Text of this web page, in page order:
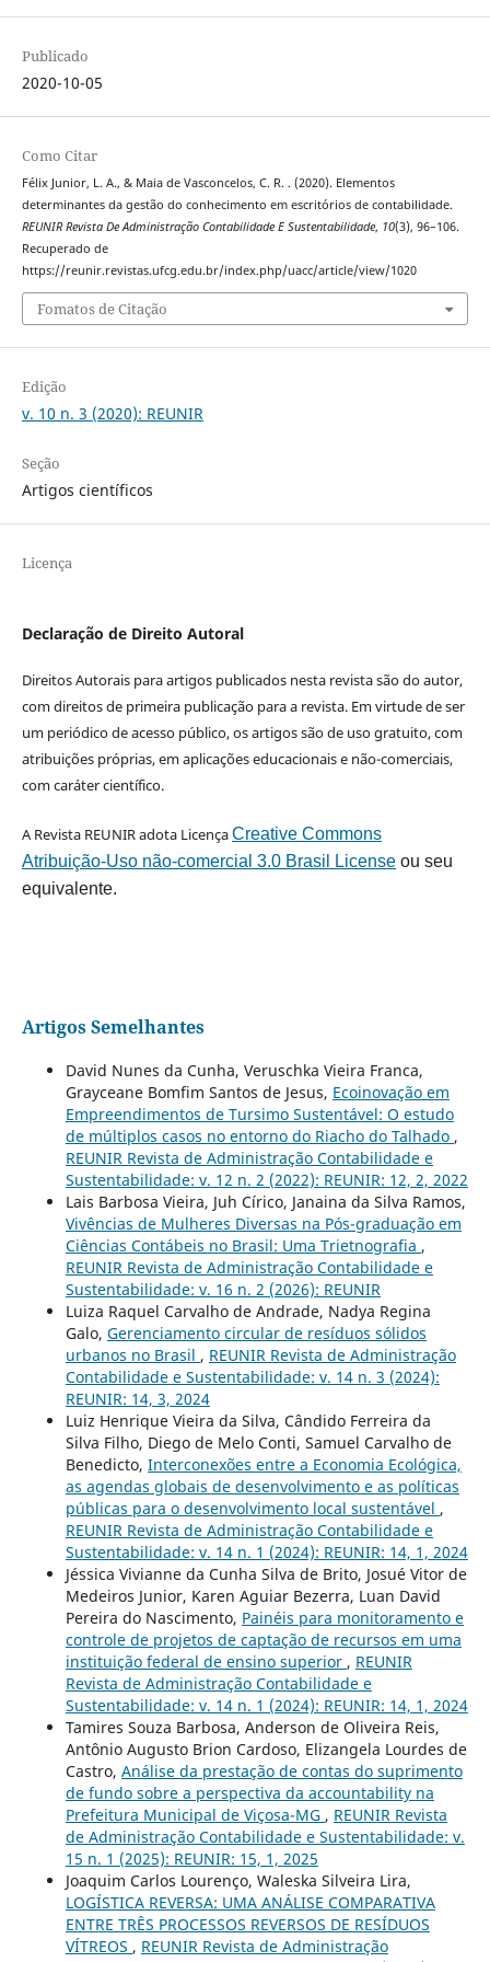
Publicado
2020-10-05
Como Citar
Félix Junior, L. A., & Maia de Vasconcelos, C. R. . (2020). Elementos
determinantes da gestão do conhecimento em escritórios de contabilidade.
REUNIR Revista De Administração Contabilidade E Sustentabilidade, 10(3), 96–106.
Recuperado de
https://reunir.revistas.ufcg.edu.br/index.php/uacc/article/view/1020
Fomatos de Citação
Edição
v. 10 n. 3 (2020): REUNIR
Seção
Artigos científicos
Licença
Declaração de Direito Autoral
Direitos Autorais para artigos publicados nesta revista são do autor,
com direitos de primeira publicação para a revista. Em virtude de ser
um periódico de acesso público, os artigos são de uso gratuito, com
atribuições próprias, em aplicações educacionais e não-comerciais,
com caráter científico.
A Revista REUNIR adota LicençaCreative Commons
Atribuição-Uso não-comercial 3.0 Brasil Licenseou seu
equivalente.
Artigos Semelhantes
David Nunes da Cunha, Veruschka Vieira Franca,
Grayceane Bomfim Santos de Jesus, Ecoinovação em
Empreendimentos de Tursimo Sustentável: O estudo
de múltiplos casos no entorno do Riacho do Talhado ,
REUNIR Revista de Administração Contabilidade e
Sustentabilidade: v. 12 n. 2 (2022): REUNIR: 12, 2, 2022
Lais Barbosa Vieira, Juh Círico, Janaina da Silva Ramos,
Vivências de Mulheres Diversas na Pós-graduação em
Ciências Contábeis no Brasil: Uma Trietnografia ,
REUNIR Revista de Administração Contabilidade e
Sustentabilidade: v. 16 n. 2 (2026): REUNIR
Luiza Raquel Carvalho de Andrade, Nadya Regina
Galo, Gerenciamento circular de resíduos sólidos
urbanos no Brasil , REUNIR Revista de Administração
Contabilidade e Sustentabilidade: v. 14 n. 3 (2024):
REUNIR: 14, 3, 2024
Luiz Henrique Vieira da Silva, Cândido Ferreira da
Silva Filho, Diego de Melo Conti, Samuel Carvalho de
Benedicto, Interconexões entre a Economia Ecológica,
as agendas globais de desenvolvimento e as políticas
públicas para o desenvolvimento local sustentável ,
REUNIR Revista de Administração Contabilidade e
Sustentabilidade: v. 14 n. 1 (2024): REUNIR: 14, 1, 2024
Jéssica Vivianne da Cunha Silva de Brito, Josué Vitor de
Medeiros Junior, Karen Aguiar Bezerra, Luan David
Pereira do Nascimento, Painéis para monitoramento e
controle de projetos de captação de recursos em uma
instituição federal de ensino superior , REUNIR
Revista de Administração Contabilidade e
Sustentabilidade: v. 14 n. 1 (2024): REUNIR: 14, 1, 2024
Tamires Souza Barbosa, Anderson de Oliveira Reis,
Antônio Augusto Brion Cardoso, Elizangela Lourdes de
Castro, Análise da prestação de contas do suprimento
de fundo sobre a perspectiva da accountability na
Prefeitura Municipal de Viçosa-MG , REUNIR Revista
de Administração Contabilidade e Sustentabilidade: v.
15 n. 1 (2025): REUNIR: 15, 1, 2025
Joaquim Carlos Lourenço, Waleska Silveira Lira,
LOGÍSTICA REVERSA: UMA ANÁLISE COMPARATIVA
ENTRE TRÊS PROCESSOS REVERSOS DE RESÍDUOS
VÍTREOS , REUNIR Revista de Administração